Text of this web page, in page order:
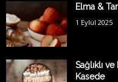
Elma &
1 Eylül 2025
Sağlıklı
Kasede